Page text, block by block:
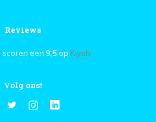
Reviews
scoren een 9,5 op Kiyoh
Volg ons!